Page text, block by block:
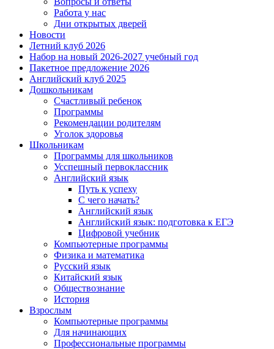
Работа у нас
Дни открытых дверей
Новости
Летний клуб 2026
Набор на новый 2026-2027 учебный год
Пакетное предложение 2026
Английский клуб 2025
Дошкольникам
Счастливый ребенок
Программы
Рекомендации родителям
Уголок здоровья
Школьникам
Программы для школьников
Усспешный первоклассник
Английский язык
Путь к успеху
С чего начать?
Английский язык
Английский язык: подготовка к ЕГЭ
Цифровой учебник
Компьютерные программы
Физика и математика
Русский язык
Китайский язык
Обществознание
История
Взрослым
Компьютерные программы
Для начинающих
Профессиональные программы